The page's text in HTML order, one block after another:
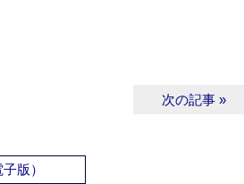
次の記事 »
版）